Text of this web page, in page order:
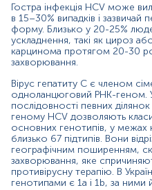
переходу в хронічну
генотипами.
Генотип гепатиту С людини
тому його потрібно
аналіз не слід
для діагностики HCV. Його
особам з позитивним
Показання до призначення
Визначення
прогнозування
Планування схеми
Гостра інфекція HCV може
в 15–30% випадків і зазвичай
форму. Близько у 20-25%
ускладнення, такі як цироз
карцинома протягом 20-30
захворювання.
Вірус гепатиту С є членом
одноланцюговий РНК-геном.
послідовності певних
геному HCV дозволяють
основних генотипів, у межах
близько 67 підтипів. Вони
географічним поширенням,
захворювання, яке
противірусну терапію. В
генотипами є 1а і 1b, за ними